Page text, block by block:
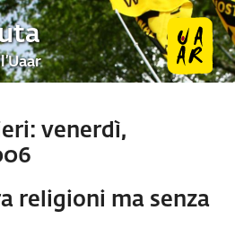
venerdì,
religioni ma senza